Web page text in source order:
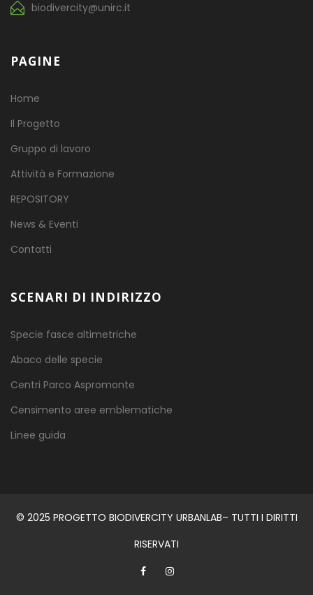
biodivercity@unirc.it
PAGINE
Home
Il Progetto
Gruppo di lavoro
Attività e Formazione
REPOSITORY
News & Eventi
Contatti
SCENARI DI INDIRIZZO
Specie fasce altimetriche
Abaco delle specie
Centri Parco Aspromonte
Censimento aree emblematiche
Linee guida
© 2025 PROGETTO BIODIVERCITY URBANLAB– TUTTI I DIRITTI
RISERVATI